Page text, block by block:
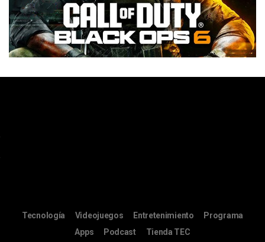
Tecnología Videojuegos Entretenimiento
Programa
Apps
Podcast Tienda TEC